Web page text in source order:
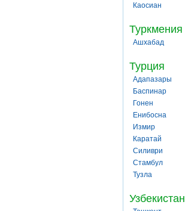
Каосиан
Туркмения
Ашхабад
Турция
Адапазары
Баспинар
Гонен
Енибосна
Измир
Каратай
Силиври
Стамбул
Тузла
Узбекистан